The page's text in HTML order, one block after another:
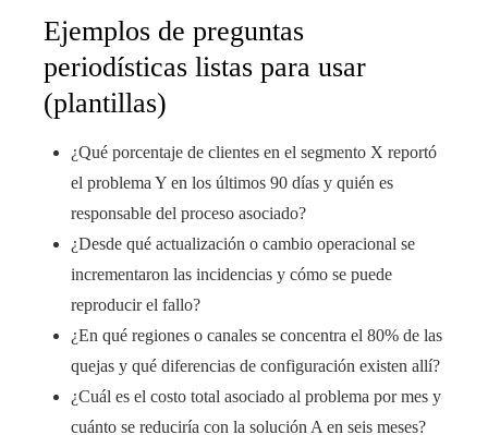
Ejemplos de preguntas
periodísticas listas para usar
(plantillas)
¿Qué porcentaje de clientes en el segmento X reportó
el problema Y en los últimos 90 días y quién es
responsable del proceso asociado?
¿Desde qué actualización o cambio operacional se
incrementaron las incidencias y cómo se puede
reproducir el fallo?
¿En qué regiones o canales se concentra el 80% de las
quejas y qué diferencias de configuración existen allí?
¿Cuál es el costo total asociado al problema por mes y
cuánto se reduciría con la solución A en seis meses?